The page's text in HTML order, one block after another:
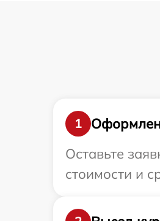
1
Оставьте
стоимости и